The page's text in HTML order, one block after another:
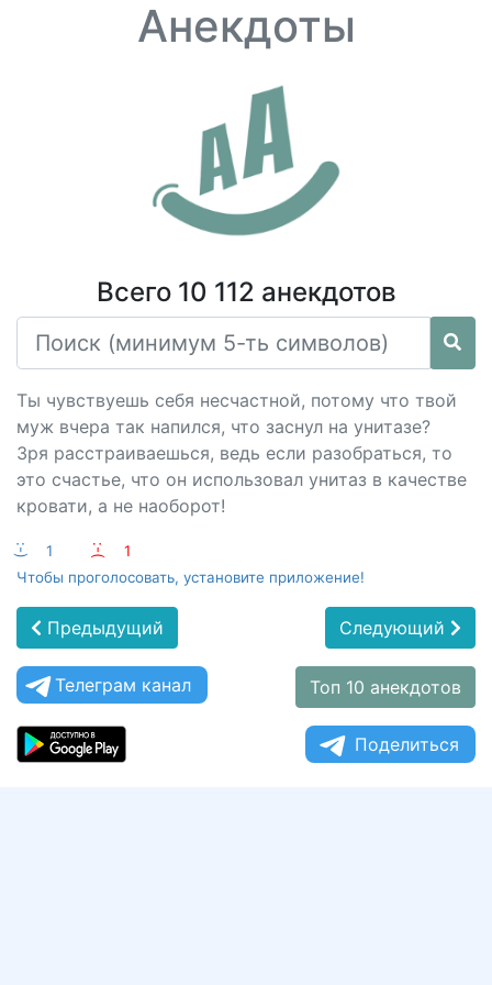
Анекдоты
Всего 10 112 анекдотов
Ты чувствуешь себя несчастной, потому что твой
муж вчера так напился, что заснул на унитазе?
Зря расстраиваешься, ведь если разобраться, то
это счастье, что он использовал унитаз в качестве
кровати, а не наоборот!
:-) 1 :-(
1
Чтобы проголосовать, установите приложение!
Предыдущий Следующий
Телеграм канал Топ 10 анекдотов
Поделиться